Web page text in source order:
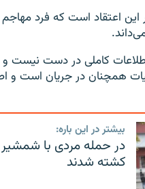
اعتقاد است که فرد مهاجم
کاملی در دست نیست
همچنان در جریان است و
بیشتر در این باره:
در حمله مردی با
کشته شدند